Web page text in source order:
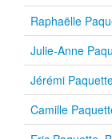
Raphaëlle
Julie-Anne
Jérémi
Camille